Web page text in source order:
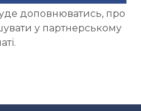
доповнюватись, про
у партнерському